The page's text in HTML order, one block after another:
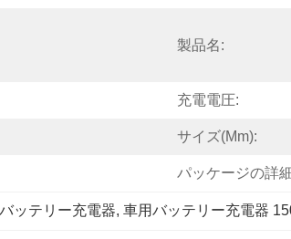
製品名:
充電電圧:
サイズ(mm):
パッケージの詳
ッテリー充電器, 車用バッテリー充電器